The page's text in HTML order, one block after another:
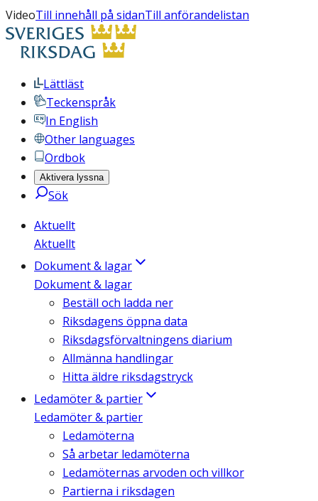
VideoTill innehåll på sidanTill anförandelistan
Lättläst
Teckenspråk
In English
Other languages
Ordbok
Aktivera lyssna
Sök
Aktuellt
Aktuellt
Dokument & lagar
Dokument & lagar
Beställ och ladda ner
Riksdagens öppna data
Riksdagsförvaltningens diarium
Allmänna handlingar
Hitta äldre riksdagstryck
Ledamöter & partier
Ledamöter & partier
Ledamöterna
Så arbetar ledamöterna
Ledamöternas arvoden och villkor
Partierna i riksdagen